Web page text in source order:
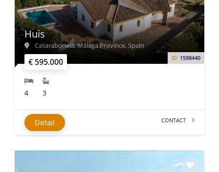
€ 595.000 ID: 1598440
Huis
Casarabonela, Málaga Province, Spain
4 3
Detail CONTACT